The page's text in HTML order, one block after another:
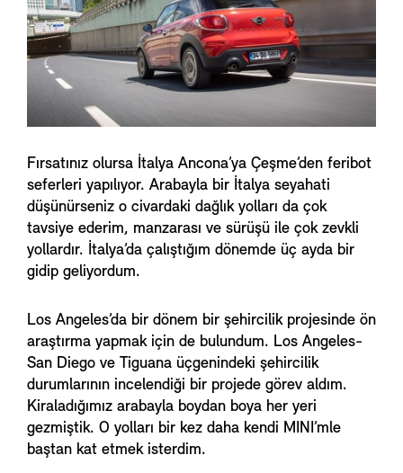
Fırsatınız olursa İtalya Ancona’ya Çeşme’den feribot
seferleri yapılıyor. Arabayla bir İtalya seyahati
düşünürseniz o civardaki dağlık yolları da çok
tavsiye ederim, manzarası ve sürüşü ile çok zevkli
yollardır. İtalya’da çalıştığım dönemde üç ayda bir
gidip geliyordum.
Los Angeles’da bir dönem bir şehircilik projesinde ön
araştırma yapmak için de bulundum. Los Angeles-
San Diego ve Tiguana üçgenindeki şehircilik
durumlarının incelendiği bir projede görev aldım.
Kiraladığımız arabayla boydan boya her yeri
gezmiştik. O yolları bir kez daha kendi MINI’mle
baştan kat etmek isterdim.